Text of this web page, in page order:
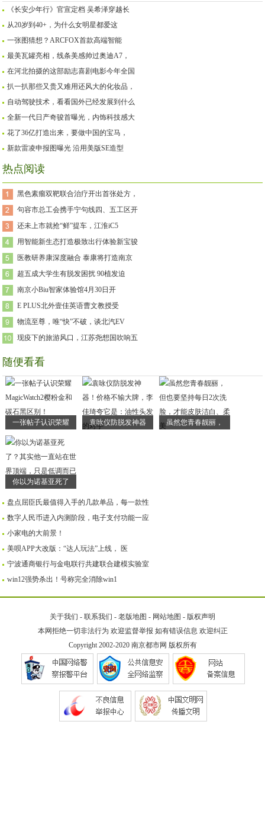
《长安少年行》官宣定档 吴希泽穿越长
从20岁到40+，为什么女明星都爱这
一张图猜想？ARCFOX首款高端智能
最美瓦罐亮相，线条美感帅过奥迪A7，
在河北拍摄的这部励志喜剧电影今年全国
扒一扒那些又贵又难用还风大的化妆品，
自动驾驶技术，看看国外已经发展到什么
全新一代日产奇骏首曝光，内饰科技感大
花了36亿打造出来，要做中国的宝马，
新款雷凌申报图曝光 沿用美版SE造型
热点阅读
黑色素瘤双靶联合治疗开出首张处方，
句容市总工会携手宁句线四、五工区开
还未上市就抢“鲜”提车，江淮iC5
用智能新生态打造极致出行体验新宝骏
医教研养康深度融合 泰康将打造南京
超五成大学生有脱发困扰 90植发迫
南京小Biu智家体验馆4月30日开
E PLUS北外壹佳英语曹文教授受
物流至尊，唯“快”不破，谈北汽EV
现疫下的旅游风口，江苏尧想国吹响五
随便看看
一张帖子认识荣耀 袁咏仪防脱发神器 虽然您青春靓丽，
你以为诺基亚死了
盘点屈臣氏最值得入手的几款单品，每一款性
数字人民币进入内测阶段，电子支付功能一应
小家电的大前景！
美呗APP大改版：“达人玩法”上线， 医
宁波通商银行与金电联行共建联合建模实验室
win12强势杀出！号称完全消除win1
关于我们 - 联系我们 - 老版地图 - 网站地图 - 版权声明
本网拒绝一切非法行为 欢迎监督举报 如有错误信息 欢迎纠正
Copyright 2002-2020 南京都市网 版权所有